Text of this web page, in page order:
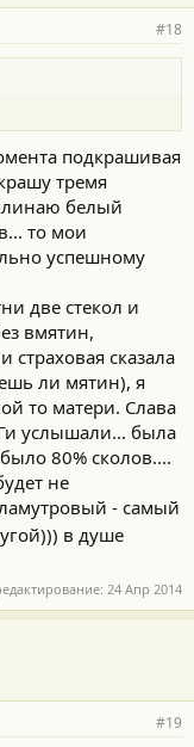
#18
подкрашивая
тремя
белый
то мои
успешному
две стекол и
вмятин,
сказала
ли мятин), я
то матери. Слава
услышали... была
80% сколов....
не
- самый
в душе
24 Апр 2014
#19